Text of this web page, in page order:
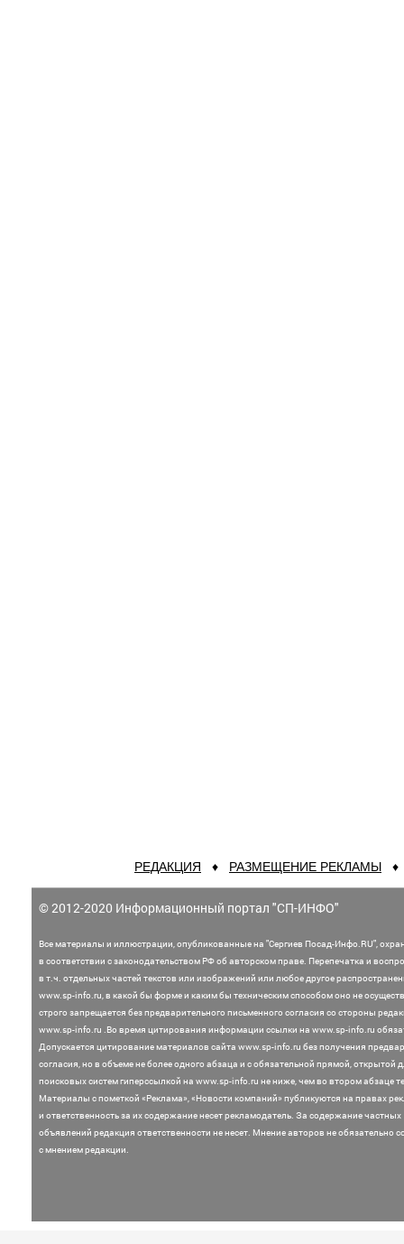
РЕДАКЦИЯ ♦ РАЗМЕЩЕНИЕ РЕКЛАМЫ
© 2012-2020 Информационный портал "СП-ИНФО"
Все материалы и иллюстрации,опубликованные на "Сергиев Посад-Инфо.RU",
в соответствии с законодательством РФ об авторском праве. Перепечатка и
в т.ч. отдельных частей текстов или изображений или любое другое
www.sp-info.ru, в какой бы форме и каким бы техническим способом оно не
строго запрещается без предварительного письменного согласия со стороны
www.sp-info.ru .Во время цитирования информации ссылки на www.sp-info.ru
Допускается цитирование материалов сайта www.sp-info.ru без получения
согласия, но в объеме не более одного абзаца и с обязательной прямой, открытой
поисковых систем гиперссылкой на www.sp-info.ru не ниже, чем во втором абзаце
Материалы с пометкой «Реклама», «Новости компаний» публикуются на правах
и ответственность за их содержание несет рекламодатель. За содержание частных
объявлений редакция ответственности не несет. Мнениеавторов не обязательно
с мнением редакции.